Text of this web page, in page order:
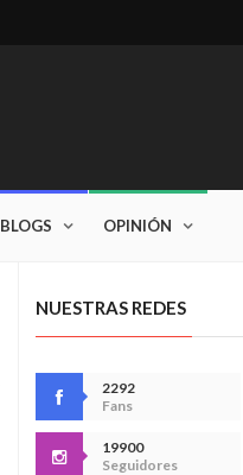
BLOGS OPINIÓN
NUESTRAS REDES
2292
Fans
19900
Seguidores